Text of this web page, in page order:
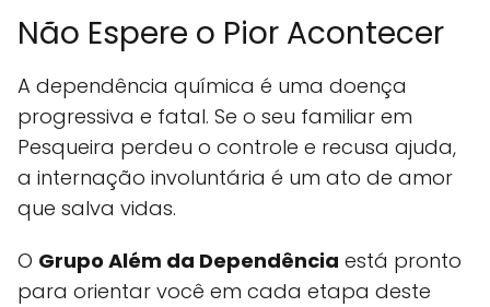
Não Espere o Pior Acontecer
A dependência química é uma doença
progressiva e fatal. Se o seu familiar em
Pesqueira perdeu o controle e recusa ajuda,
a internação involuntária é um ato de amor
que salva vidas.
O Grupo Além da Dependência está pronto
para orientar você em cada etapa deste